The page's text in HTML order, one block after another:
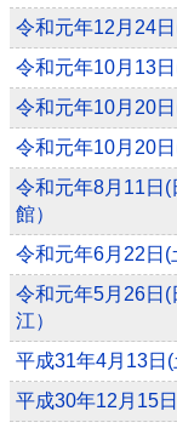
令和元年12月24
令和元年10月13
令和元年10月20
令和元年10月20
令和元年8月11日
館）
令和元年6月22日(
令和元年5月26
江）
平成31年4月13
平成30年12月15